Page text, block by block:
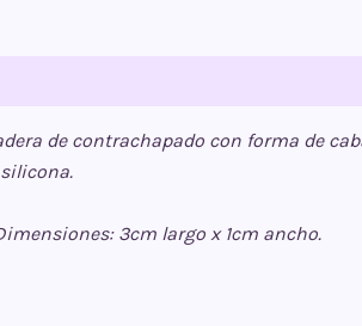
de contrachapado con forma de
3cm largo x 1cm ancho.